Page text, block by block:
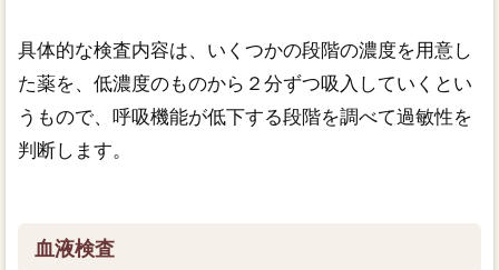
具体的な検査内容は、いくつかの段階の濃度を用意し
た薬を、低濃度のものから２分ずつ吸入していくとい
うもので、呼吸機能が低下する段階を調べて過敏性を
判断します。
血液検査